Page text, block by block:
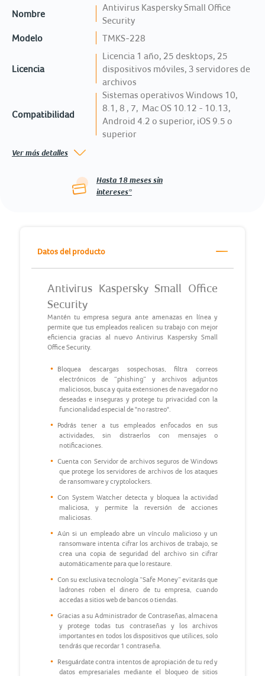
Nombre
Antivirus Kaspersky Small Office
Security
Modelo
TMKS-228
Licencia
Licencia 1 año, 25 desktops, 25
dispositivos móviles, 3 servidores de
archivos
Compatibilidad
Sistemas operativos Windows 10,
8.1, 8 , 7, Mac OS 10.12 - 10.13,
Android 4.2 o superior, iOS 9.5 o
superior
Ver más detalles
Hasta 18meses sin
intereses*
Datos del producto
Antivirus Kaspersky Small Office
Security
Mantén tu empresa segura ante amenazas en línea y
permite que tus empleados realicen su trabajo con mejor
eficiencia gracias al nuevo Antivirus Kaspersky Small
Office Security.
Bloquea descargas sospechosas, filtra correos
electrónicos de “phishing” y archivos adjuntos
maliciosos, busca y quita extensiones de navegador no
deseadas e inseguras y protege tu privacidad con la
funcionalidad especial de "no rastreo".
Podrás tener a tus empleados enfocados en sus
actividades, sin distraerlos con mensajes o
notificaciones.
Cuenta con Servidor de archivos seguros de Windows
que protege los servidores de archivos de los ataques
de ransomware y cryptolockers.
Con System Watcher detecta y bloquea la actividad
maliciosa, y permite la reversión de acciones
maliciosas.
Aún si un empleado abre un vínculo malicioso y un
ransomware intenta cifrar los archivos de trabajo, se
crea una copia de seguridad del archivo sin cifrar
automáticamente para que lo restaure.
Con su exclusiva tecnología “Safe Money” evitarás que
ladrones roben el dinero de tu empresa, cuando
accedas a sitios web de bancos o tiendas.
Gracias a su Administrador de Contraseñas, almacena
y protege todas tus contraseñas y los archivos
importantes en todos los dispositivos que utilices, solo
tendrás que recordar 1 contraseña.
Resguárdate contra intentos de apropiación de tu red y
datos empresariales mediante el bloqueo de sitios